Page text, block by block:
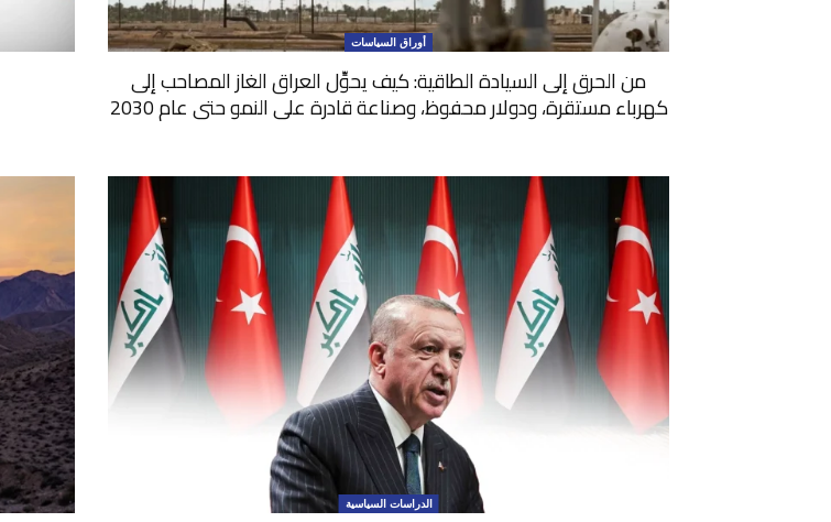
أوراق السياسات
من الحرق إلى السيادة الطاقية: كيف يحوِّل العراق الغاز المصاحب إلى
كهرباء مستقرة، ودولار محفوظ، وصناعة قادرة على النمو حتى عام 2030
الدراسات السياسية